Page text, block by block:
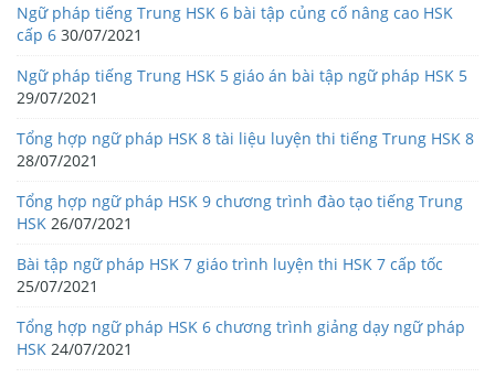
Ngữ pháp tiếng Trung HSK 6 bài tập củng cố nâng cao HSK
cấp 6 30/07/2021
Ngữ pháp tiếng Trung HSK 5 giáo án bài tập ngữ pháp HSK 5
29/07/2021
Tổng hợp ngữ pháp HSK 8 tài liệu luyện thi tiếng Trung HSK 8
28/07/2021
Tổng hợp ngữ pháp HSK 9 chương trình đào tạo tiếng Trung
HSK 26/07/2021
Bài tập ngữ pháp HSK 7 giáo trình luyện thi HSK 7 cấp tốc
25/07/2021
Tổng hợp ngữ pháp HSK 6 chương trình giảng dạy ngữ pháp
HSK 24/07/2021